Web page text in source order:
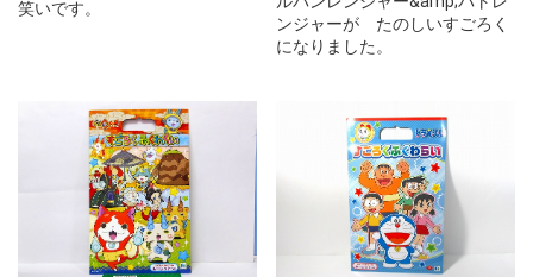
笑いです。
ンジャーが たのしいすごろく
になりました。